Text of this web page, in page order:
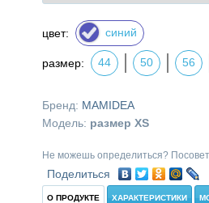
цвет: синий
размер: 44 50 56
Бренд: MAMIDEA
Модель: размер XS
Не можешь определиться?
Поделиться
О ПРОДУКТЕ ХАРАКТЕРИСТИКИ